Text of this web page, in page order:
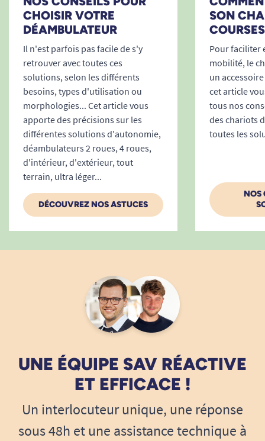
Confortable, son assise permet à
l'utilisateur de se reposer. La poignée peut
faire figure de dossier lorsqu'elle est repliée
vers l'avant du déambulateur. Compact, le
Rollz Motion Flex est pliable. Son faible
encombrement vous permet de le ranger
ou de le transporter avec vous en voiture.
Ses roues sont pleines, semi-dures ainsi
que ses systèmes de freins au choix en font
un déambulateur très sécurisant et
agréable à l'utilisation.
Le point fort du Rollz Motion Flex est sa
double fonction d'être à la fois un chariot
de course et un déambulateur. Le fait de
pouvoir ainsi emmener votre chariot-
déambulateur en supermarché, en centre-
souhaitez.
Ce modèle dispose de grands freins, ce qui
le rend plus facile à manier, notamment
pour les personnes utilisant régulièrement
Très esthétique et disponible en deux
coloris.
Une aide afin de franchir un trottoir ou une
marche.
Utilisation du frein en position frein de
CHOISIR VOTRE
DÉAMBULATEUR
Il n'est parfois pas facile de s'y
retrouver avec toutes ces
solutions, selon les différents
besoins, types d'utilisation ou
morphologies... Cet article vous
apporte des précisions sur les
différentes solutions d'autonomie,
déambulateurs 2 roues, 4 roues,
d'intérieur, d'extérieur, tout
terrain, ultra léger...
DÉCOUVREZ NOS ASTUCES
SON
Pour faciliter
mobilité, le
un
cet article
tous nos
des chariots
toutes les
NOS
UNE ÉQUIPE SAV RÉACTIVE
ET EFFICACE !
Un interlocuteur unique, une réponse
sous 48h et une assistance technique à